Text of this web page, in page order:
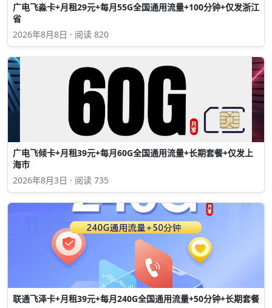
广电飞淼卡+月租29元+每月55G全国通用流量+100分钟+仅发浙江
省
2026年8月8日 · 阅读 820
广电飞倾卡+月租39元+每月60G全国通用流量+长期套餐+仅发上
海市
2026年8月3日 · 阅读 735
联通飞泽卡+月租39元+每月240G全国通用流量+50分钟+长期套餐